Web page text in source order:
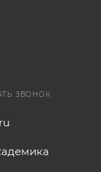
ЗВОНОК